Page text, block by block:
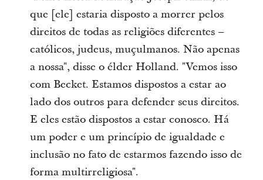
que [ele] estaria disposto a morrer pelos
direitos de todas as religiões diferentes –
católicos, judeus, muçulmanos. Não apenas
a nossa", disse o élder Holland. "Vemos isso
com Becket. Estamos dispostos a estar ao
lado dos outros para defender seus direitos.
E eles estão dispostos a estar conosco. Há
um poder e um princípio de igualdade e
inclusão no fato de estarmos fazendo isso de
forma multirreligiosa".